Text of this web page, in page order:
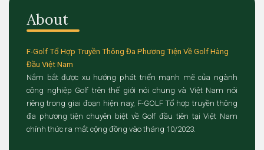
About
F-Golf Tổ Hợp Truyền Thông Đa Phương Tiện Về Golf Hàng
Đầu Việt Nam
Nắm bắt được xu hướng phát triển mạnh mẽ của ngành
công nghiệp Golf trên thế giới nói chung và Việt Nam nói
riêng trong giai đoạn hiện nay, F-GOLF Tổ hợp truyền thông
đa phương tiện chuyên biệt về Golf đầu tiên tại Việt Nam
chính thức ra mắt cộng đồng vào tháng 10/2023.